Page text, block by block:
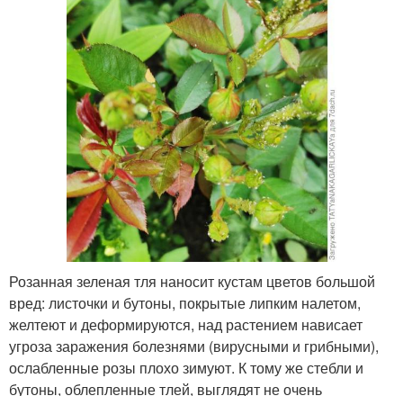
Розанная зеленая тля наносит кустам цветов большой
вред: листочки и бутоны, покрытые липким налетом,
желтеют и деформируются, над растением нависает
угроза заражения болезнями (вирусными и грибными),
ослабленные розы плохо зимуют. К тому же стебли и
бутоны, облепленные тлей, выглядят не очень